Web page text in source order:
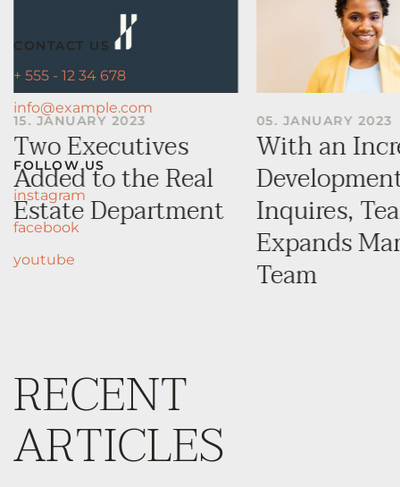
CONTACT US
+ 555 - 12 34 678
info@example.com
FOLLOW US
instagram
facebook
youtube
RECENT
ARTICLES
15. JANUARY 2023
Two Executives
Added to the Real
Estate Department
05. JANUARY 2023
With an
Inquires,
Expands
Team